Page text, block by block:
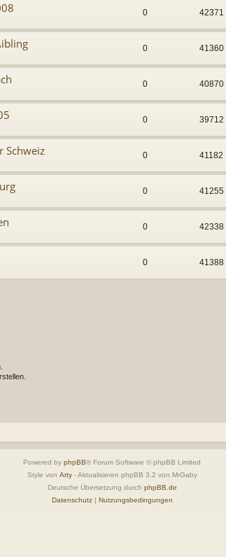
0 42371
0 41360
0 40870
0 39712
Schweiz 0 41182
0 41255
0 42338
0 41388
Powered by phpBB® Forum Software © phpBB Limited
Style von Arty- Aktualisieren phpBB 3.2 von MrGaby
Deutsche Übersetzung durch phpBB.de
Datenschutz| Nutzungsbedingungen